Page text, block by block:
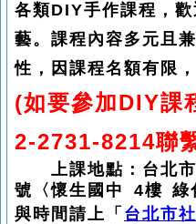
各類DIY手作課程，
藝。課程內容多元且
性，因課程名額有限
(如要參加DIY課
2-2731-8214聯
上課地點：台北市
號〈懷生國中 4樓 綠
與時間請上「 台北市